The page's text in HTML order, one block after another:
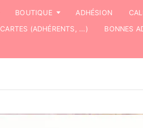
BOUTIQUE ADHÉSION
CARTES (ADHÉRENTS, ...) BONNES